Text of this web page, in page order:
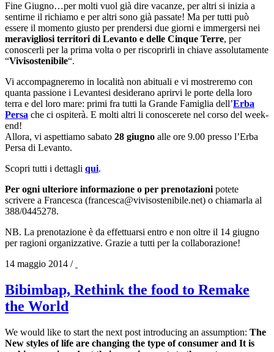
Fine Giugno…per molti vuol già dire vacanze, per altri si inizia a
sentirne il richiamo e per altri sono già passate! Ma per tutti può
essere il momento giusto per prendersi due giorni e immergersi nei
meravigliosi territori di Levanto e delle Cinque Terre, per
conoscerli per la prima volta o per riscoprirli in chiave assolutamente
“Vivisostenibile“.
Vi accompagneremo in località non abituali e vi mostreremo con
quanta passione i Levantesi desiderano aprirvi le porte della loro
terra e del loro mare: primi fra tutti la Grande Famiglia dell’Erba
Persa che ci ospiterà. E molti altri li conoscerete nel corso del week-
end!
Allora, vi aspettiamo sabato 28 giugno alle ore 9.00 presso l’Erba
Persa di Levanto.
Scopri tutti i dettagli qui.
Per ogni ulteriore informazione o per prenotazionipotete
scrivere a Francesca (francesca@vivisostenibile.net) o chiamarla al
388/0445278.
NB. La prenotazione è da effettuarsi entro e non oltre il 14 giugno
per ragioni organizzative. Grazie a tutti per la collaborazione!
14 maggio 2014 /
Bibimbap, Rethink the food to Remake
the World
We would like to start the next post introducing an assumption: The
New styles of life are changing the type of consumer and It is